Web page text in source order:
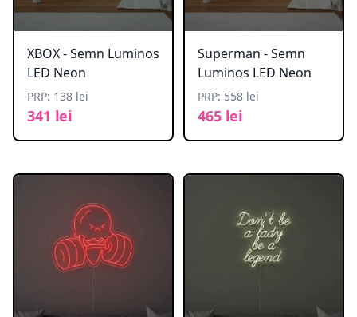
XBOX - Semn Luminos
LED Neon
PRP: 138 lei
341 lei
Superman - Semn
Luminos LED Neon
PRP: 558 lei
465 lei